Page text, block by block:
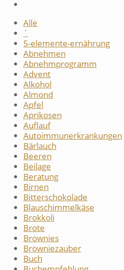
Alle
´
5-elemente-ernährung
Abnehmen
Abnehmprogramm
Advent
Alkohol
Almond
Apfel
Aprikosen
Auflauf
Autoimmunerkrankungen
Bärlauch
Beeren
Beilage
Beratung
Birnen
Bitterschokolade
Blauschimmelkäse
Brokkoli
Brote
Brownies
Browniezauber
Buch